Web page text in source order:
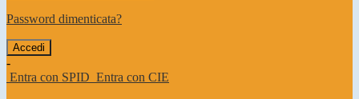
Password dimenticata?
-
Entra con SPID Entra con CIE